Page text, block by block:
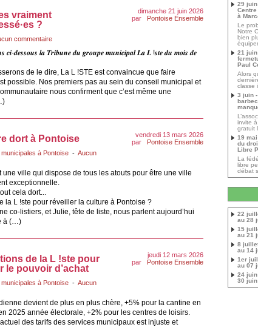
dimanche 21 juin 2026
par
Pontoise Ensemble
vraiment
?
commentaire
𝒄𝒊-𝒅𝒆𝒔𝒔𝒐𝒖𝒔 𝒍𝒂 𝑻𝒓𝒊𝒃𝒖𝒏𝒆 𝒅𝒖 𝒈𝒓𝒐𝒖𝒑𝒆 𝒎𝒖𝒏𝒊𝒄𝒊𝒑𝒂𝒍 𝑳𝒂 𝑳 !𝒔𝒕𝒆 𝒅𝒖 𝒎𝒐𝒊𝒔 𝒅𝒆
de le dire, La L !STE est convaincue que faire
possible. Nos premiers pas au sein du conseil municipal et
nous confirment que c’est même une
vendredi 13 mars 2026
par
Pontoise Ensemble
dort à Pontoise
à Pontoise - Aucun
une ville qui dispose de tous les atouts pour être une ville
exceptionnelle.
cela dort...
la L !ste pour réveiller la culture à Pontoise ?
co-listiers, et Julie, tête de liste, nous parlent aujourd’hui
à (…)
jeudi 12 mars 2026
par
Pontoise Ensemble
de la L !ste pour
le pouvoir d’achat
à Pontoise - Aucun
devient de plus en plus chère, +5% pour la cantine en
2025 année électorale, +2% pour les centres de loisirs.
des tarifs des services municipaux est injuste et
29 juin
à
Le
Notre
bien
21 juin
Paul
Alors
classe
3 juin
invite
gratuit
19
du
Libre
La
libre
débat
22
au 28
15
au 21
8
au 14
1er
au 07
24
30 juin